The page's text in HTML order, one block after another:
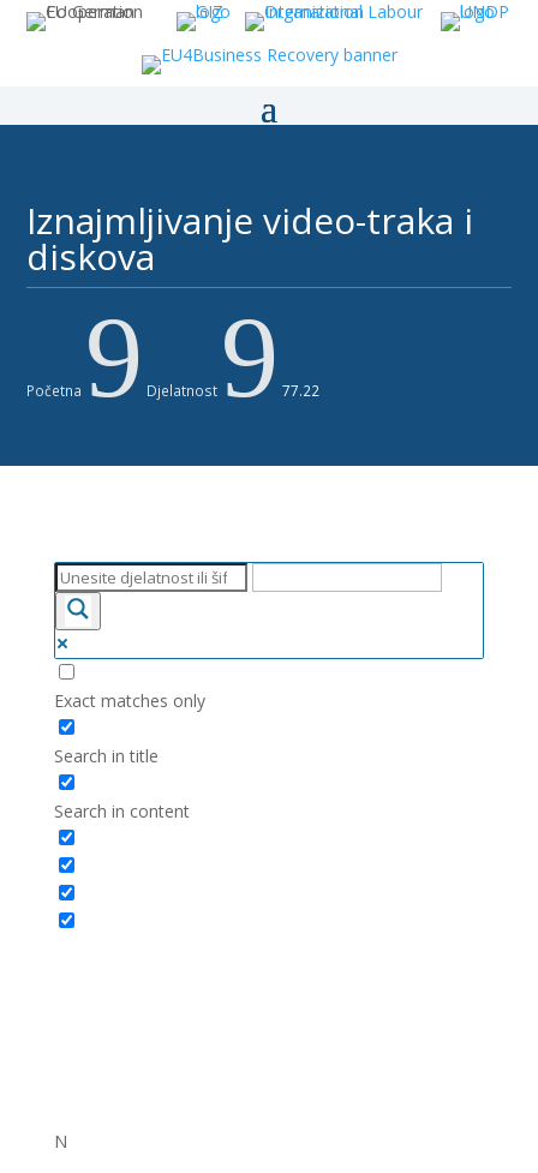
Iznajmljivanje video-traka i
diskova ​
Početna 9 Djelatnost 9 77.22
Exact matches only
Search in title
Search in content
N